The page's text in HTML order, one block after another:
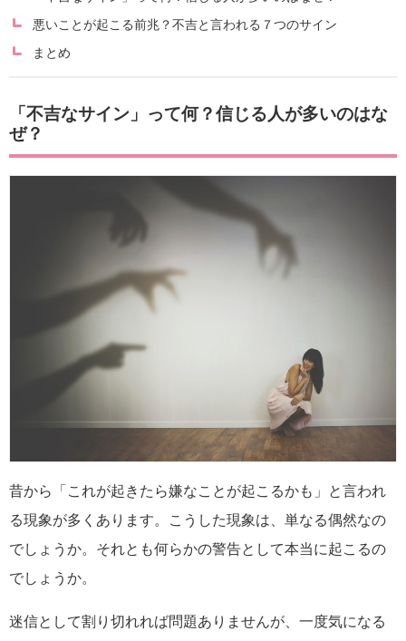
悪いことが起こる前兆？不吉と言われる７つのサイン
まとめ
「不吉なサイン」って何？信じる人が多いのはな
ぜ？
昔から「これが起きたら嫌なことが起こるかも」と言われ
る現象が多くあります。こうした現象は、単なる偶然なの
でしょうか。それとも何らかの警告として本当に起こるの
でしょうか。
迷信として割り切れれば問題ありませんが、一度気になる